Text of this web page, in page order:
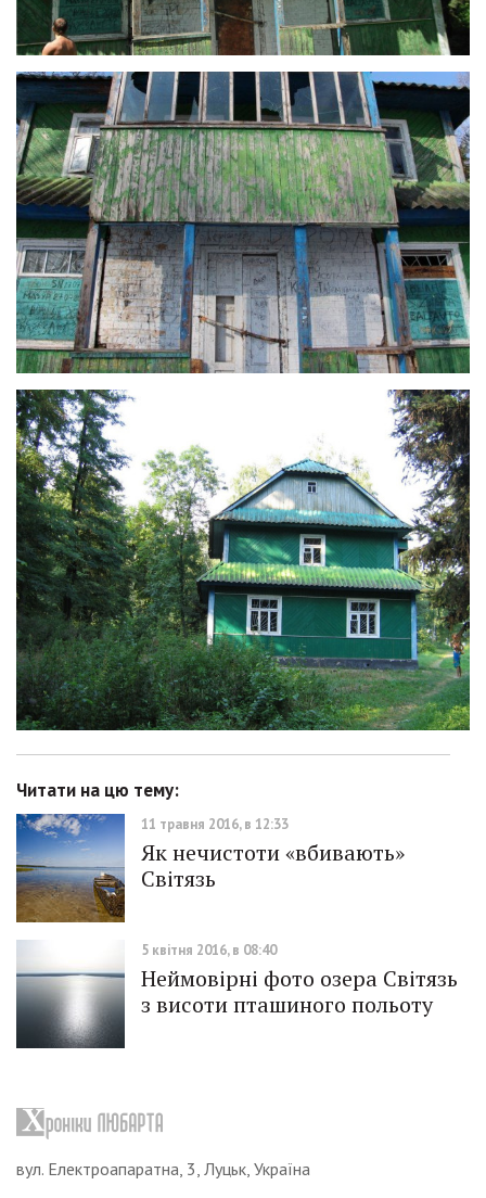
Читати на цю тему:
11 травня 2016, в 12:33
Як нечистоти «вбивають»
Світязь
5 квітня 2016, в 08:40
Неймовірні фото озера Світязь
з висоти пташиного польоту
вул. Електроапаратна, 3, Луцьк, Україна